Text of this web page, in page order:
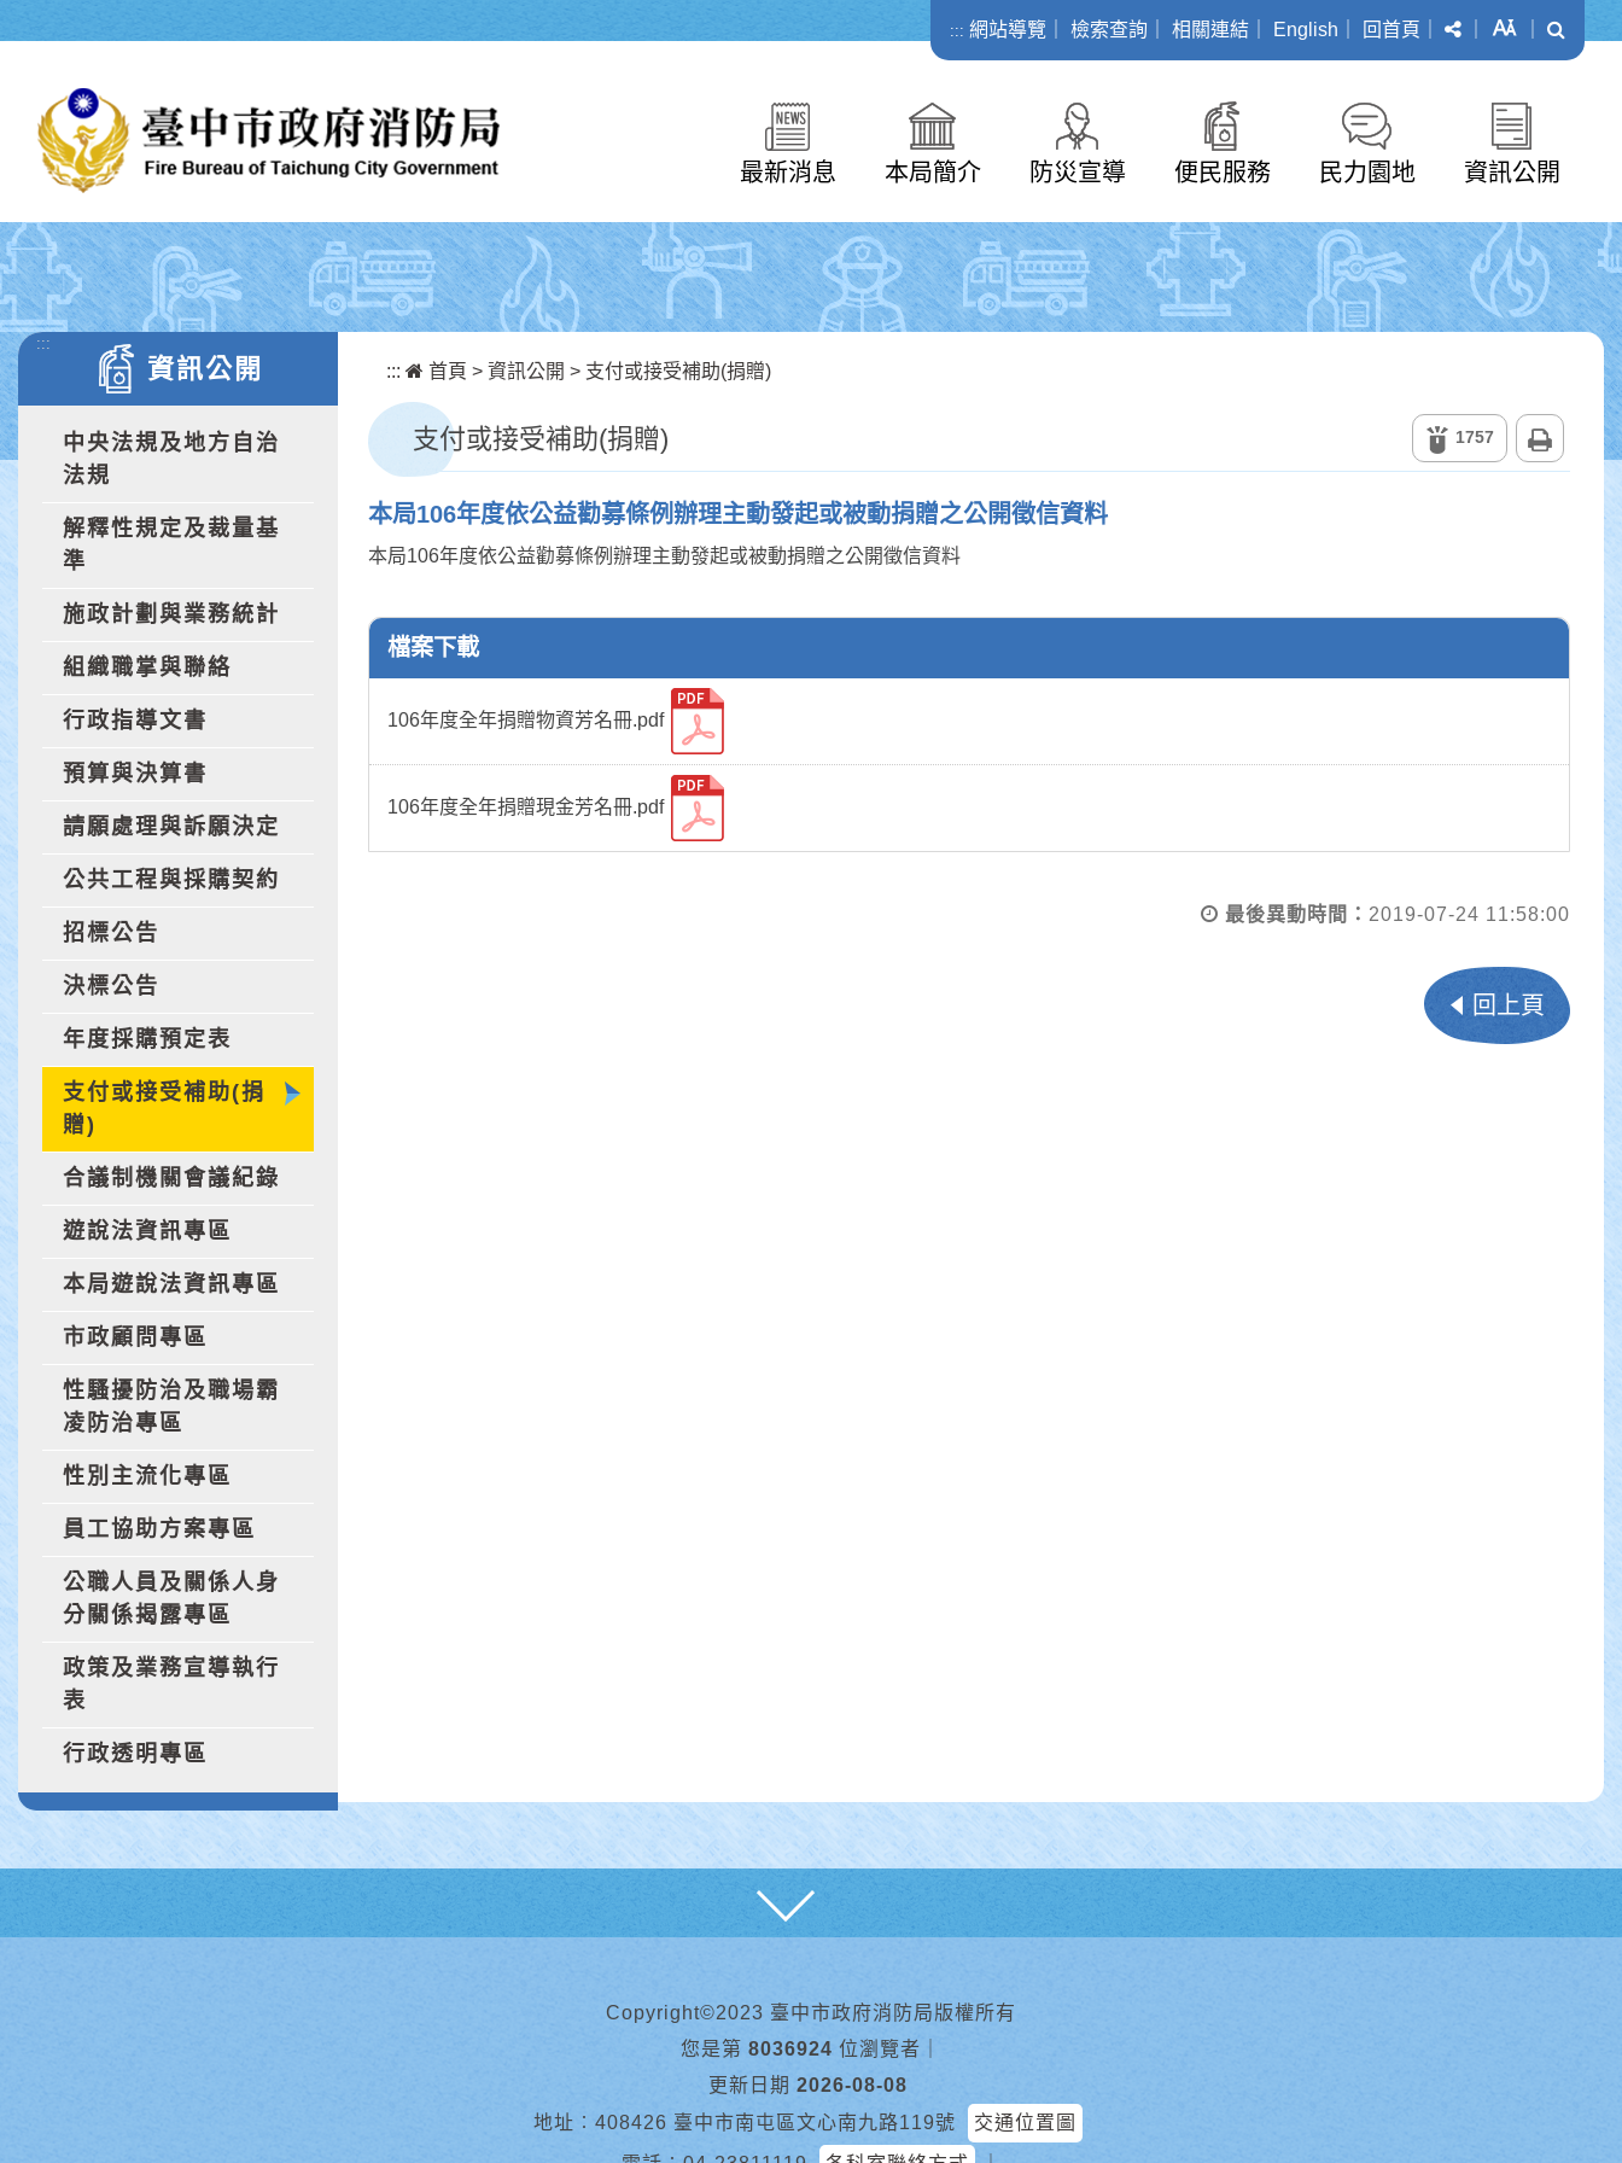
::: 網站導覽 檢索查詢 相關連結 English 回首頁 分享 字級
最新消息 本局簡介 防災宣導 便民服務 民力園地 資訊公開
:::
資訊公開
中央法規及地方自治
法規
解釋性規定及裁量基
準
施政計劃與業務統計
組織職掌與聯絡
行政指導文書
預算與決算書
請願處理與訴願決定
公共工程與採購契約
招標公告
決標公告
年度採購預定表
支付或接受補助(捐
贈)
合議制機關會議紀錄
遊說法資訊專區
本局遊說法資訊專區
市政顧問專區
性騷擾防治及職場霸
凌防治專區
性別主流化專區
員工協助方案專區
公職人員及關係人身
分關係揭露專區
政策及業務宣導執行
表
行政透明專區
::: 首頁 > 資訊公開 > 支付或接受補助(捐贈)
支付或接受補助(捐贈) 1757
本局106年度依公益勸募條例辦理主動發起或被動捐贈之公開徵信資料
本局106年度依公益勸募條例辦理主動發起或被動捐贈之公開徵信資料
檔案下載
106年度全年捐贈物資芳名冊.pdf
106年度全年捐贈現金芳名冊.pdf
最後異動時間： 2019-07-24 11:58:00
回上頁
Copyright©2023 臺中市政府消防局版權所有
您是第 8036924 位瀏覽者
更新日期 2026-08-08
地址︰408426 臺中市南屯區文心南九路119號
交通位置圖